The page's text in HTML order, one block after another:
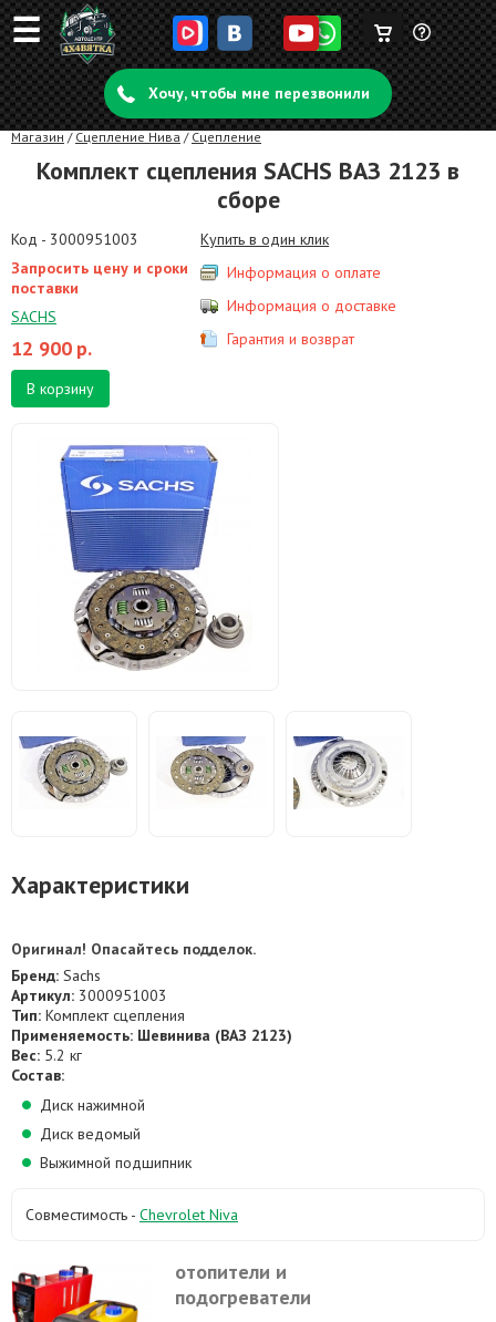
☰ Задать
вопрос
Корзина
пуста
Хочу, чтобы мне перезвонили
Магазин / Сцепление Нива / Сцепление
Комплект сцепления SACHS ВАЗ 2123 в
сборе
Код - 3000951003
Запросить цену и сроки
поставки
SACHS
12 900 р.
В корзину
Купить в один клик
Информация о оплате
Информация о доставке
Гарантия и возврат
Характеристики
Оригинал! Опасайтесь подделок.
Бренд: Sachs
Артикул: 3000951003
Тип: Комплект сцепления
Применяемость: Шевинива (ВАЗ 2123)
Вес: 5.2 кг
Состав:
Диск нажимной
Диск ведомый
Выжимной подшипник
Совместимость - Chevrolet Niva
отопители и
подогреватели